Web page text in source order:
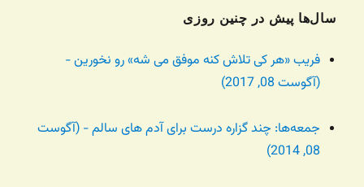
سال‌ها پیش در چنین روزی
فریب «هر کی تلاش کنه موفق می شه» رو نخورین -
(آگوست 08, 2017)
جمعه‌ها: چند گزاره درست برای آدم های سالم - (آگوست
08, 2014)